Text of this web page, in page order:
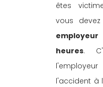
êtes
vous devez
heures.
l'accident à